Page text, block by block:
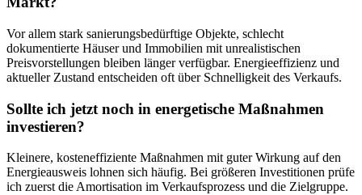
Vor allem stark sanierungsbedürftige Objekte, schlecht
dokumentierte Häuser und Immobilien mit unrealistischen
Preisvorstellungen bleiben länger verfügbar. Energieeffizienz und
aktueller Zustand entscheiden oft über Schnelligkeit des Verkaufs.
Sollte ich jetzt noch in energetische Maßnahmen
investieren?
Kleinere, kosteneffiziente Maßnahmen mit guter Wirkung auf den
Energieausweis lohnen sich häufig. Bei größeren Investitionen prüfe
ich zuerst die Amortisation im Verkaufsprozess und die Zielgruppe.